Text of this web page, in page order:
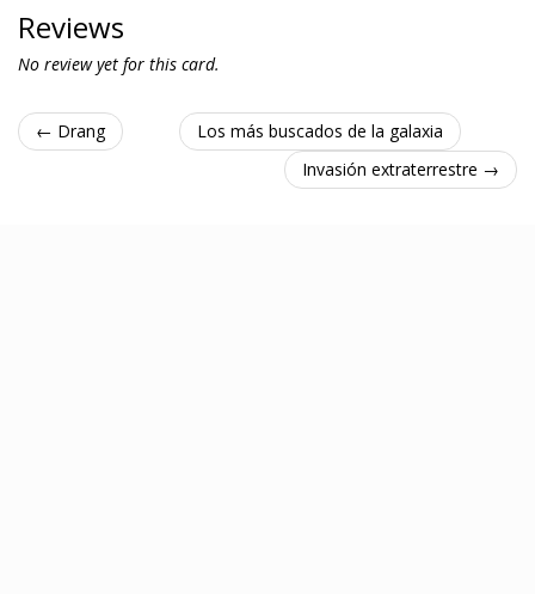
Reviews
No review yet for this card.
← Drang
Los más buscados de la galaxia
Invasión extraterrestre →